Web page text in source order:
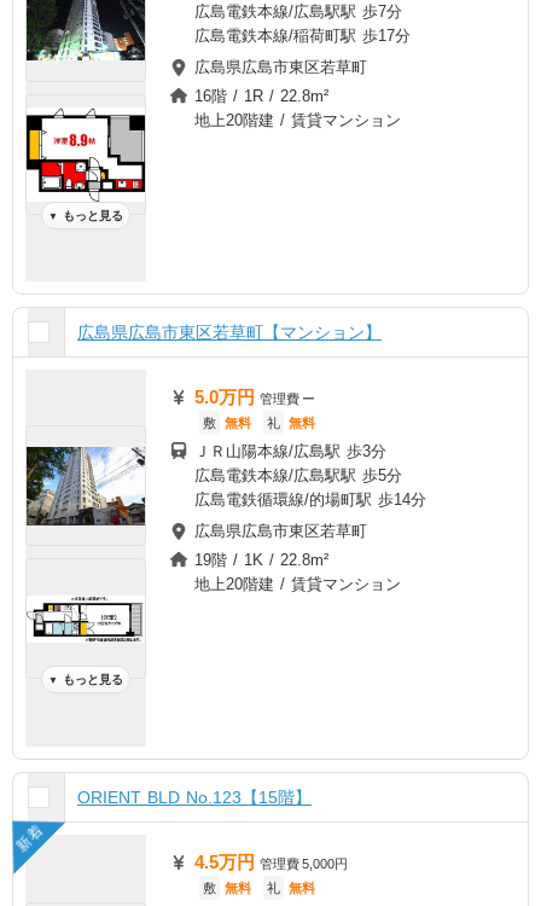
▼ もっと見る
広島電鉄本線/広島駅駅 歩7分
広島電鉄本線/稲荷町駅 歩17分
広島県広島市東区若草町
16階 / 1R / 22.8m²
地上20階建 / 賃貸マンション
広島県広島市東区若草町【マンション】
▼ もっと見る
5.0万円 管理費 ー
敷 無料 礼 無料
ＪＲ山陽本線/広島駅 歩3分
広島電鉄本線/広島駅駅 歩5分
広島電鉄循環線/的場町駅 歩14分
広島県広島市東区若草町
19階 / 1K / 22.8m²
地上20階建 / 賃貸マンション
ORIENT BLD No.123【15階】
新着
4.5万円 管理費5,000円
敷 無料 礼 無料